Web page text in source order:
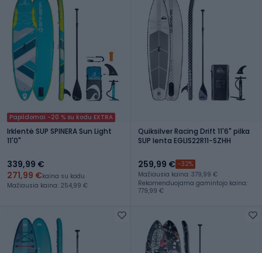
Papildomai -20 % su kodu EXTRA
Irklentė SUP SPINERA Sun Light
11'0"
339,99 €
271,99 €kaina su kodu
Mažiausia kaina: 254,99 €
Quiksilver Racing Drift 11'6" pilka
SUP lenta EGLIS22R11-SZHH
259,99 € -32%
Mažiausia kaina: 379,99 €
Rekomenduojama gamintojo kaina:
779,99 €